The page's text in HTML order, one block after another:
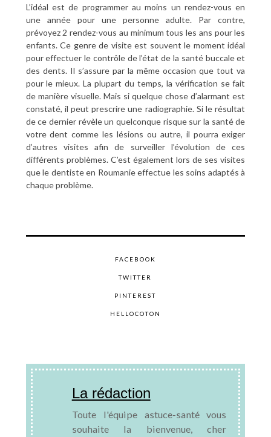
L’idéal est de programmer au moins un rendez-vous en
une année pour une personne adulte. Par contre,
prévoyez 2 rendez-vous au minimum tous les ans pour les
enfants. Ce genre de visite est souvent le moment idéal
pour effectuer le contrôle de l’état de la santé buccale et
des dents. Il s’assure par la même occasion que tout va
pour le mieux. La plupart du temps, la vérification se fait
de manière visuelle. Mais si quelque chose d’alarmant est
constaté, il peut prescrire une radiographie. Si le résultat
de ce dernier révèle un quelconque risque sur la santé de
votre dent comme les lésions ou autre, il pourra exiger
d’autres visites afin de surveiller l’évolution de ces
différents problèmes. C’est également lors de ses visites
que le dentiste en Roumanie effectue les soins adaptés à
chaque problème.
FACEBOOK
TWITTER
PINTEREST
HELLOCOTON
La rédaction
Toute l'équipe astuce-santé vous
souhaite la bienvenue, cher